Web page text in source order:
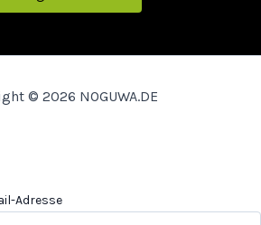
© 2026 NOGUWA.DE
Adresse